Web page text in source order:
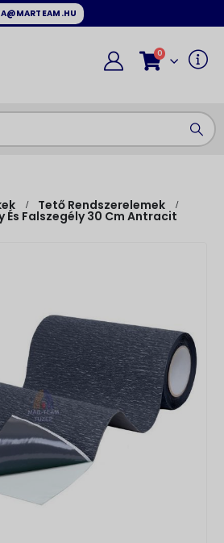
0
Tető Rendszerelemek
És Falszegély 30 Cm Antracit